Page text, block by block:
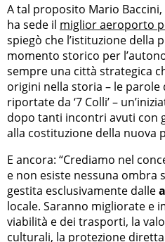
A tal proposito Mario
ha sede il miglior aeroporto
spiegò che l’istituzione della
momento storico per
sempre una città strategica
origini nella storia – le
riportate da ‘7 Colli’ –
dopo tanti incontri avuti con
alla costituzione della nuova
E ancora: “Crediamo nel
e non esiste nessuna ombra
gestita esclusivamente dalle
locale. Saranno migliorate e
viabilità e dei trasporti, la
culturali, la protezione